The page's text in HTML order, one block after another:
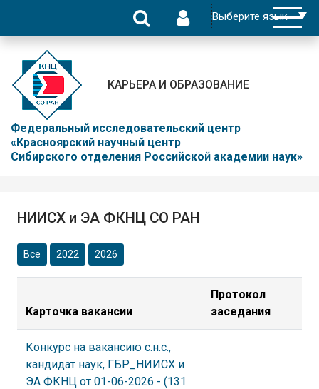
Федеральный исследовательский центр
«Красноярский научный центр
Сибирского отделения Российской академии наук»
КАРЬЕРА И ОБРАЗОВАНИЕ
НИИСХ и ЭА ФКНЦ СО РАН
Все 2022 2026
Карточка вакансии
Протокол
заседания
Конкурс на вакансию с.н.с.,
кандидат наук, ГБР_НИИСХ и
ЭА ФКНЦ от 01-06-2026 - (131